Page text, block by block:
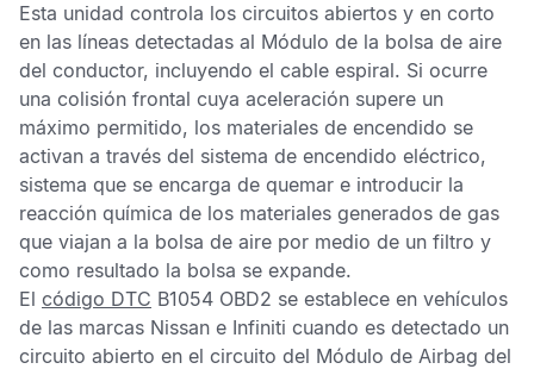
Esta unidad controla los circuitos abiertos y en corto
en las líneas detectadas al Módulo de la bolsa de aire
del conductor, incluyendo el cable espiral. Si ocurre
una colisión frontal cuya aceleración supere un
máximo permitido, los materiales de encendido se
activan a través del sistema de encendido eléctrico,
sistema que se encarga de quemar e introducir la
reacción química de los materiales generados de gas
que viajan a la bolsa de aire por medio de un filtro y
como resultado la bolsa se expande.
El código DTC B1054 OBD2 se establece en vehículos
de las marcas Nissan e Infiniti cuando es detectado un
circuito abierto en el circuito del Módulo de Airbag del